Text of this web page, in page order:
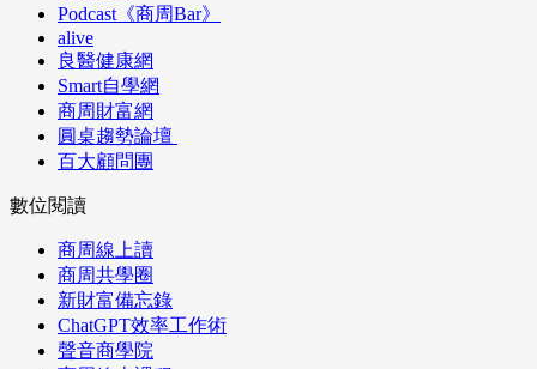
Podcast《商周Bar》
alive
良醫健康網
Smart自學網
商周財富網
圓桌趨勢論壇
百大顧問團
數位閱讀
商周線上讀
商周共學圈
新財富備忘錄
ChatGPT效率工作術
聲音商學院